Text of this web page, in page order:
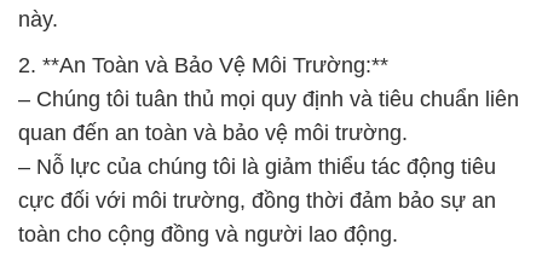
này.
2. **An Toàn và Bảo Vệ Môi Trường:**
– Chúng tôi tuân thủ mọi quy định và tiêu chuẩn liên
quan đến an toàn và bảo vệ môi trường.
– Nỗ lực của chúng tôi là giảm thiểu tác động tiêu
cực đối với môi trường, đồng thời đảm bảo sự an
toàn cho cộng đồng và người lao động.